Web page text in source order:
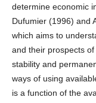
determine economic
Dufumier (1996) and
which aims to
and their prospects
stability and
ways of using
is a function of the